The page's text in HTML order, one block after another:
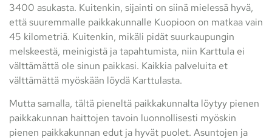
3400 asukasta. Kuitenkin, sijainti on siinä mielessä hyvä,
että suuremmalle paikkakunnalle Kuopioon on matkaa vain
45 kilometriä. Kuitenkin, mikäli pidät suurkaupungin
melskeestä, meinigistä ja tapahtumista, niin Karttula ei
välttämättä ole sinun paikkasi. Kaikkia palveluita et
välttämättä myöskään löydä Karttulasta.
Mutta samalla, tältä pieneltä paikkakunnalta löytyy pienen
paikkakunnan haittojen tavoin luonnollisesti myöskin
pienen paikkakunnan edut ja hyvät puolet. Asuntojen ja